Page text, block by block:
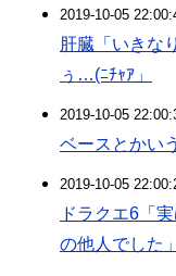
2019-10-05
肝臓「いきな
ぅ…(ﾆﾁｬｱ」
2019-10-05
ベースとかい
2019-10-05
ドラクエ6「
の他人でした」